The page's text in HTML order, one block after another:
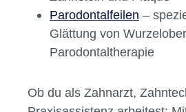
Subkategorien für
Für eine noch gezieltere